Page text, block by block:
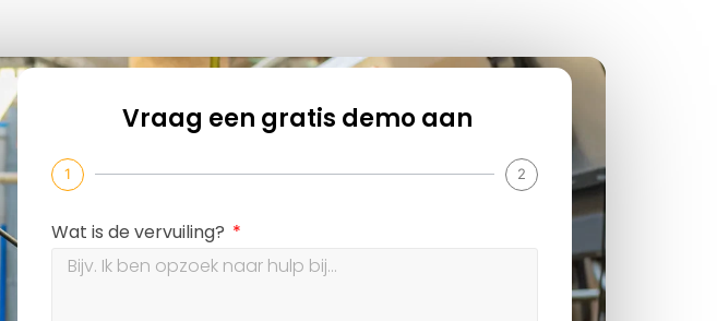
Vraag een gratis demo aan
1 2
Wat is de vervuiling?